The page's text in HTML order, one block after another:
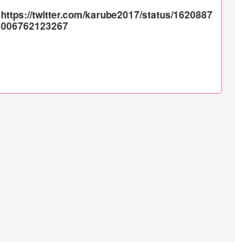
https://twitter.com/karube2017/status/1620887
006762123267